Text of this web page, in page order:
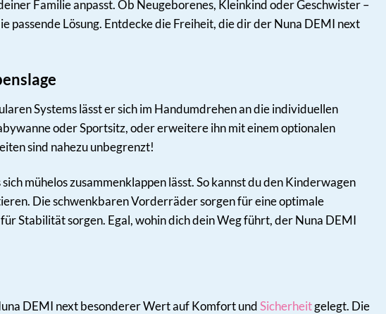
Familie anpasst. Ob Neugeborenes, Kleinkind oder Geschwister –
Lösung. Entdecke die Freiheit, die dir der Nuna DEMI next
Systems lässt er sich im Handumdrehen an die individuellen
oder Sportsitz, oder erweitere ihn mit einem optionalen
sind nahezu unbegrenzt!
mühelos zusammenklappen lässt. So kannst du den Kinderwagen
Die schwenkbaren Vorderräder sorgen für eine optimale
Stabilität sorgen. Egal, wohin dich dein Weg führt, der Nuna DEMI
DEMI next besonderer Wert auf Komfort undSicherheitgelegt. Die